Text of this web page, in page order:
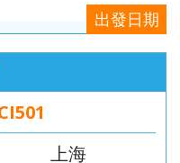
半自由
行四天
晚回、
含機上
遊船纜
車採果
雙溫泉
航空，
樓、重
慶枇杷
火鍋八
日（無
購物、
日（無
購物、
無自
航空、
虎航、
出發日期
上海